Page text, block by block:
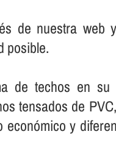
de nuestra web
posible.
de techos en
tensados de
y